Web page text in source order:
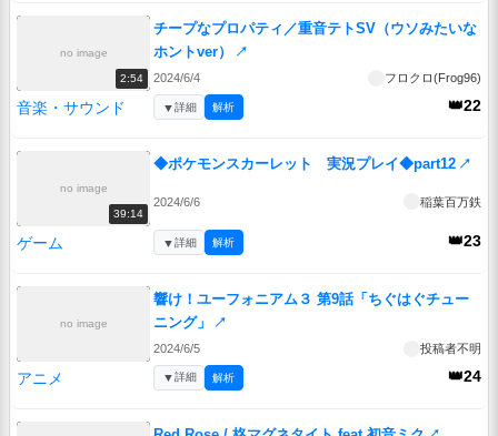
no image
2:54
チープなプロパティ／重音テトSV（ウソみたいな
ホントver）
↗
2024/6/4 フロクロ(Frog96)
音楽・サウンド 👑22
▼詳細 解析
no image
39:14
◆ポケモンスカーレット 実況プレイ◆part12 ↗
2024/6/6 稲葉百万鉄
ゲーム 👑23
▼詳細 解析
no image
響け！ユーフォニアム３ 第9話「ちぐはぐチュー
ニング」
↗
2024/6/5 投稿者不明
アニメ 👑24
▼詳細 解析